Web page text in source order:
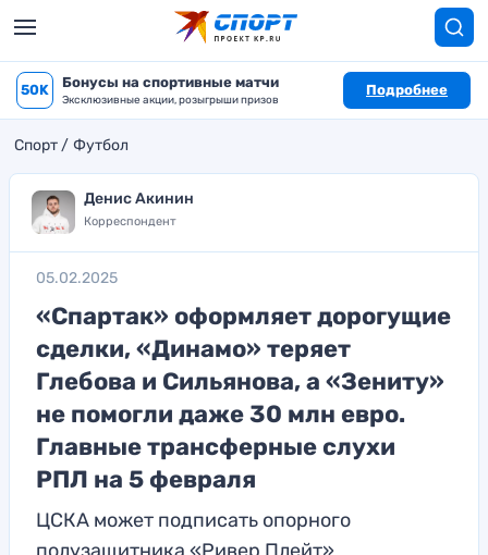
50K Бонусы на спортивные матчи
Эксклюзивные акции, розыгрыши призов
Подробнее
Спорт Футбол
Денис Акинин
Корреспондент
05.02.2025
«Спартак» оформляет дорогущие
сделки, «Динамо» теряет
Глебова и Сильянова, а «Зениту»
не помогли даже 30 млн евро.
Главные трансферные слухи
РПЛ на 5 февраля
ЦСКА может подписать опорного